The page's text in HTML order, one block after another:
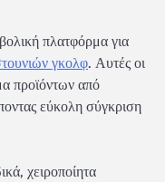
πλατφόρμα για
γκολφ. Αυτές οι
προϊόντων από
εύκολη σύγκριση
χειροποίητα